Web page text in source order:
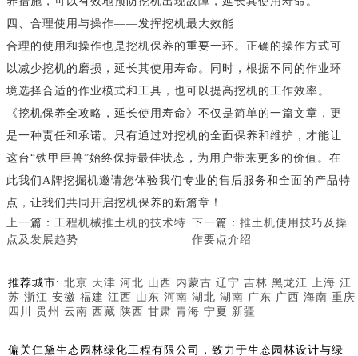
四、合理使用与操作——发挥挖机最大效能
合理的使用和操作也是挖机保养的重要一环。正确的操作方式可
以减少挖机的磨损，延长其使用寿命。同时，根据不同的作业环
境选择合适的作业模式和工具，也可以提高挖机的工作效率。
《挖机保养全攻略，延长使用寿命》不仅是简单的一篇文章，更
是一种责任和承诺。只有通过对挖机的全面保养和维护，才能让
这台“铁甲巨兽”始终保持最佳状态，为用户带来更多的价值。在
此我们A牌挖掘机邀请您体验我们专业的售后服务和全面的产品特
点，让我们共同开启挖机保养的新篇章！
上一篇： 工程机械推土机的技术特
点及发展趋势
下一篇： 推土机使用技巧及操
作要点介绍
推荐城市: 北京 天津 河北 山西 内蒙古 辽宁 吉林 黑龙江 上海 江
苏 浙江 安徽 福建 江西 山东 河南 湖北 湖南 广东 广西 海南 重庆
四川
贵州 云南 西藏 陕西 甘肃 青海 宁夏 新疆
偏关仁黛生态园林绿化工程有限公司，致力于生态园林设计与绿